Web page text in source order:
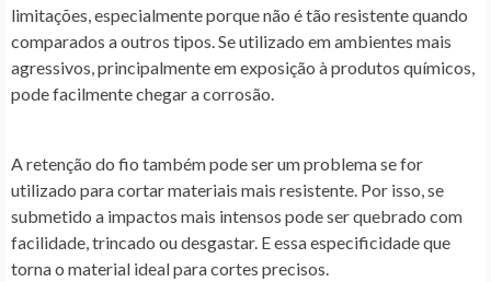
limitações, especialmente porque não é tão resistente quando
comparados a outros tipos. Se utilizado em ambientes mais
agressivos, principalmente em exposição à produtos químicos,
pode facilmente chegar a corrosão.
A retenção do fio também pode ser um problema se for
utilizado para cortar materiais mais resistente. Por isso, se
submetido a impactos mais intensos pode ser quebrado com
facilidade, trincado ou desgastar. E essa especificidade que
torna o material ideal para cortes precisos.